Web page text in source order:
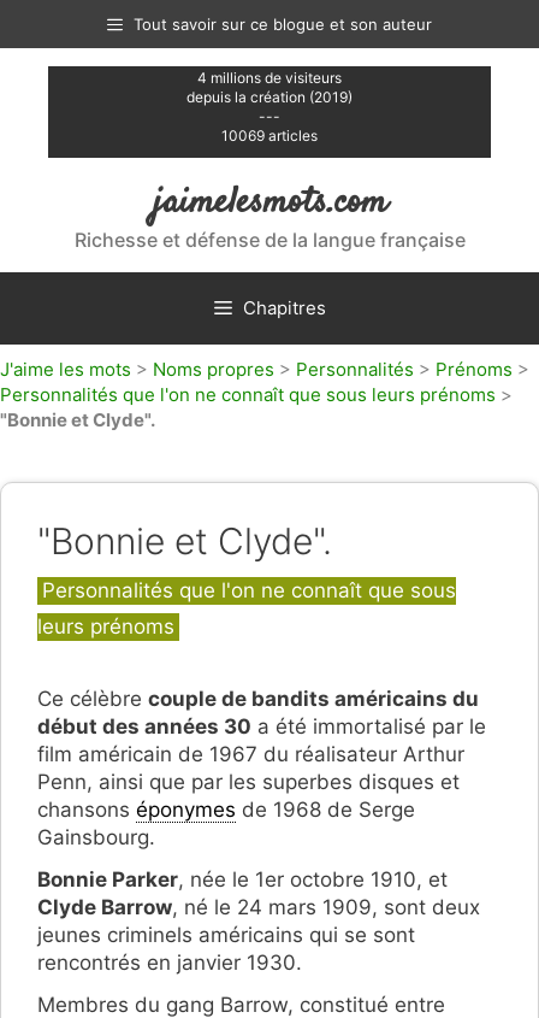
contenu
Tout savoir sur ce blogue et son auteur
4 millions de visiteurs
depuis la création (2019)
---
10069 articles
jaimelesmots.com
Richesse et défense de la langue française
Chapitres
J'aime les mots > Noms propres > Personnalités > Prénoms >
Personnalités que l'on ne connaît que sous leurs prénoms >
"Bonnie et Clyde".
"Bonnie et Clyde".
Catégories
Personnalités que l'on ne connaît que sous
leurs prénoms
Ce célèbre couple de bandits américains du
début des années 30 a été immortalisé par le
film américain de 1967 du réalisateur Arthur
Penn, ainsi que par les superbes disques et
chansons éponymes de 1968 de Serge
Gainsbourg.
Bonnie Parker, née le 1er octobre 1910, et
Clyde Barrow, né le 24 mars 1909, sont deux
jeunes criminels américains qui se sont
rencontrés en janvier 1930.
Membres du gang Barrow, constitué entre